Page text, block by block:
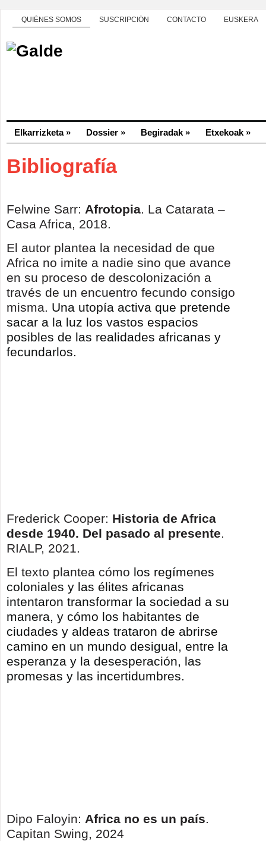
QUIÉNES SOMOS SUSCRIPCIÓN CONTACTO EUSKERA
Elkarrizketa» Dossier » Begiradak » Etxekoak »
Bibliografía
Felwine Sarr: Afrotopia. La Catarata –
Casa Africa, 2018.
El autor plantea la necesidad de que
Africa no imite a nadie sino que avance
en su proceso de descolonización a
través de un encuentro fecundo consigo
misma. Una utopía activa que pretende
sacar a la luz los vastos espacios
posibles de las realidades africanas y
fecundarlos.
Frederick Cooper: Historia de Africa
desde 1940. Del pasado al presente.
RIALP, 2021.
El texto plantea cómo los regímenes
coloniales y las élites africanas
intentaron transformar la sociedad a su
manera, y cómo los habitantes de
ciudades y aldeas trataron de abrirse
camino en un mundo desigual, entre la
esperanza y la desesperación, las
promesas y las incertidumbres.
Dipo Faloyin: Africa no es un país.
Capitan Swing, 2024